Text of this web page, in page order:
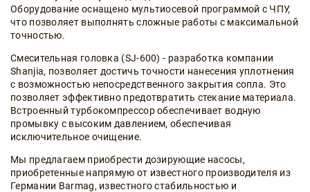
Оборудование оснащено мультиосевой программой с ЧПУ,
что позволяет выполнять сложные работы с максимальной
точностью.
Смесительная головка (SJ-600) - разработка компании
Shanjia, позволяет достичь точности нанесения уплотнения
с возможностью непосредственного закрытия сопла. Это
позволяет эффективно предотвратить стекание материала.
Встроенный турбокомпрессор обеспечивает водную
промывку с высоким давлением, обеспечивая
исключительное очищение.
Мы предлагаем приобрести дозирующие насосы,
приобретенные напрямую от известного производителя из
Германии Barmag, известного стабильностью и